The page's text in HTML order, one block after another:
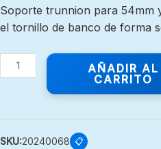
Soporte trunnion para 54mm
el tornillo de banco de forma
AÑADIR AL
CARRITO
SKU:20240068 📋